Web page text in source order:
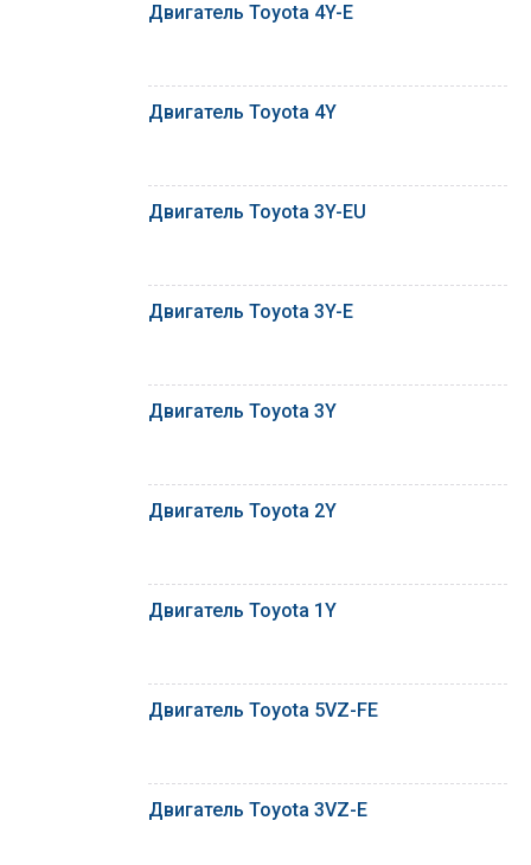
Двигатель Toyota 4Y-E
Двигатель Toyota 4Y
Двигатель Toyota 3Y-EU
Двигатель Toyota 3Y-E
Двигатель Toyota 3Y
Двигатель Toyota 2Y
Двигатель Toyota 1Y
Двигатель Toyota 5VZ-FE
Двигатель Toyota 3VZ-E